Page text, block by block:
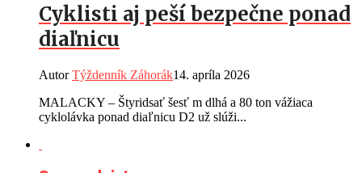
Cyklisti aj peší bezpečne ponad
diaľnicu
AutorTýždenník Záhorák14. apríla 2026
MALACKY – Štyridsať šesť m dlhá a 80 ton vážiaca
cyklolávka ponad diaľnicu D2 už slúži...